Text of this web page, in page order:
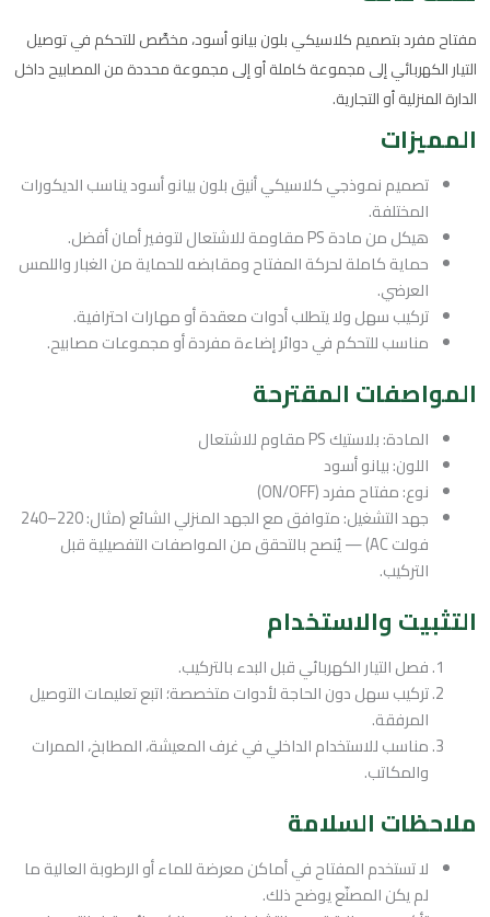
مفتاح مفرد بتصميم كلاسيكي بلون بيانو أسود، مخصَّص للتحكم في توصيل
التيار الكهربائي إلى مجموعة كاملة أو إلى مجموعة محددة من المصابيح داخل
الدارة المنزلية أو التجارية.
المميزات
تصميم نموذجي كلاسيكي أنيق بلون بيانو أسود يناسب الديكورات
المختلفة.
هيكل من مادة PS مقاومة للاشتعال لتوفير أمان أفضل.
حماية كاملة لحركة المفتاح ومقابضه للحماية من الغبار واللمس
العرضي.
تركيب سهل ولا يتطلب أدوات معقدة أو مهارات احترافية.
مناسب للتحكم في دوائر إضاءة مفردة أو مجموعات مصابيح.
المواصفات المقترحة
المادة: بلاستيك PS مقاوم للاشتعال
اللون: بيانو أسود
نوع: مفتاح مفرد (ON/OFF)
جهد التشغيل: متوافق مع الجهد المنزلي الشائع (مثال: 220–240
فولت AC) — يُنصح بالتحقق من المواصفات التفصيلية قبل
التركيب.
التثبيت والاستخدام
فصل التيار الكهربائي قبل البدء بالتركيب.
تركيب سهل دون الحاجة لأدوات متخصصة؛ اتبع تعليمات التوصيل
المرفقة.
مناسب للاستخدام الداخلي في غرف المعيشة، المطابخ، الممرات
والمكاتب.
ملاحظات السلامة
لا تستخدم المفتاح في أماكن معرضة للماء أو الرطوبة العالية ما
لم يكن المصنّع يوضح ذلك.